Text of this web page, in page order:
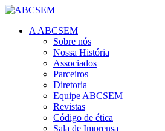
A ABCSEM
Sobre nós
Nossa História
Associados
Parceiros
Diretoria
Equipe ABCSEM
Revistas
Código de ética
Sala de Imprensa